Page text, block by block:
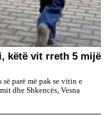
këtë vit rreth 5 mijë
së parë më pak se vitin e
dhe Shkencës, Vesna